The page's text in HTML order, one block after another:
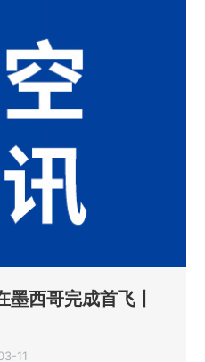
西哥完成首飞丨
11